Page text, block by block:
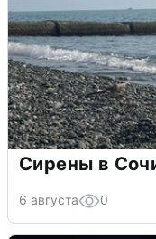
Сирены в
6 августа 0